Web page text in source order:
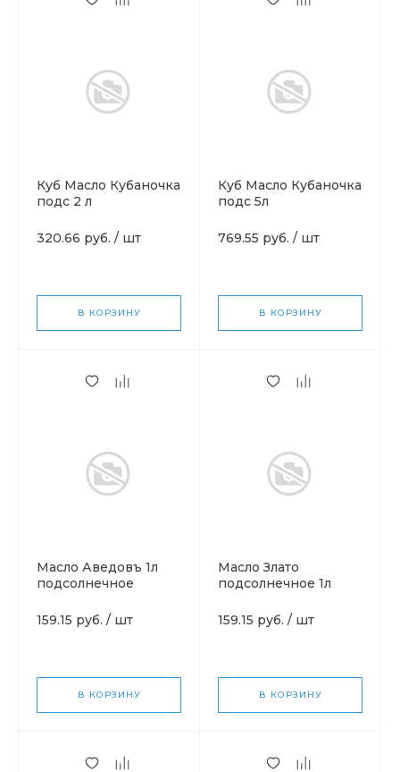
Куб Масло Кубаночка
подс 2 л
320.66 руб. / шт
В КОРЗИНУ
Куб Масло Кубаночка
подс 5л
769.55 руб. / шт
В КОРЗИНУ
Масло Аведовъ 1л
подсолнечное
159.15 руб. / шт
В КОРЗИНУ
Масло Злато
подсолнечное 1л
159.15 руб. / шт
В КОРЗИНУ